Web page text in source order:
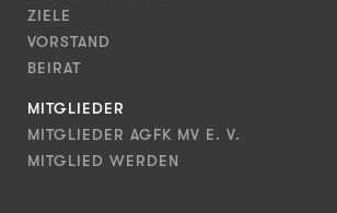
ZIELE
VORSTAND
BEIRAT
MITGLIEDER
MITGLIEDER AGFK MV E. V.
MITGLIED WERDEN